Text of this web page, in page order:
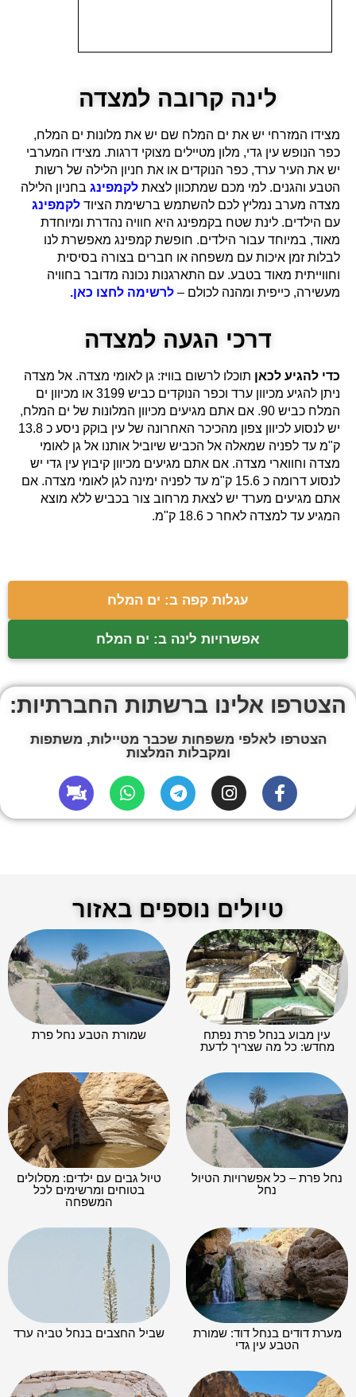
לינה קרובה למצדה
מצידו המזרחי יש את ים המלח שם יש את מלונות ים המלח,
כפר הנופש עין גדי, מלון מטיילים מצוקי דרגות. מצידו המערבי
יש את העיר ערד, כפר הנוקדים או את חניון הלילה של רשות
הטבע והגנים. למי מכם שמתכוון לצאת לקמפינג בחניון הלילה
מצדה מערב נמליץ לכם להשתמש ברשימת הציוד לקמפינג
עם הילדים. לינת שטח בקמפינג היא חוויה נהדרת ומיוחדת
מאוד, במיוחד עבור הילדים. חופשת קמפינג מאפשרת לנו
לבלות זמן איכות עם משפחה או חברים בצורה בסיסית
וחווייתית מאוד בטבע. עם התארגנות נכונה מדובר בחוויה
מעשירה, כייפית ומהנה לכולם – לרשימה לחצו כאן.
דרכי הגעה למצדה
כדי להגיע לכאן תוכלו לרשום בוויז: גן לאומי מצדה. אל מצדה
ניתן להגיע מכיוון ערד וכפר הנוקדים כביש 3199 או מכיוון ים
המלח כביש 90. אם אתם מגיעים מכיוון המלונות של ים המלח,
יש לנסוע לכיוון צפון מהכיכר האחרונה של עין בוקק ניסע כ 13.8
ק"מ עד לפניה שמאלה אל הכביש שיוביל אותנו אל גן לאומי
מצדה וחווארי מצדה. אם אתם מגיעים מכיוון קיבוץ עין גדי יש
לנסוע דרומה כ 15.6 ק"מ עד לפניה ימינה לגן לאומי מצדה. אם
אתם מגיעים מערד יש לצאת מרחוב צור בכביש ללא מוצא
המגיע עד למצדה לאחר כ 18.6 ק"מ.
עגלות קפה ב: ים המלח
אפשרויות לינה ב: ים המלח
הצטרפו אלינו ברשתות החברתיות:
הצטרפו לאלפי משפחות שכבר מטיילות, משתפות
ומקבלות המלצות
טיולים נוספים באזור
עין מבוע בנחל פרת נפתח
מחדש: כל מה שצריך לדעת
שמורת הטבע נחל פרת
נחל פרת – כל אפשרויות הטיול
נחל
טיול גבים עם ילדים: מסלולים
בטוחים ומרשימים לכל
המשפחה
מערת דודים בנחל דוד: שמורת
הטבע עין גדי
שביל החצבים בנחל טביה ערד